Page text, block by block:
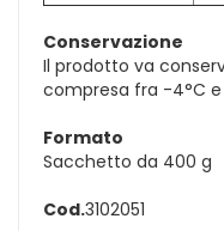
Conservazione
Il prodotto va
compresa fra -4°C e
Formato
Sacchetto da 400 g
Cod.3102051